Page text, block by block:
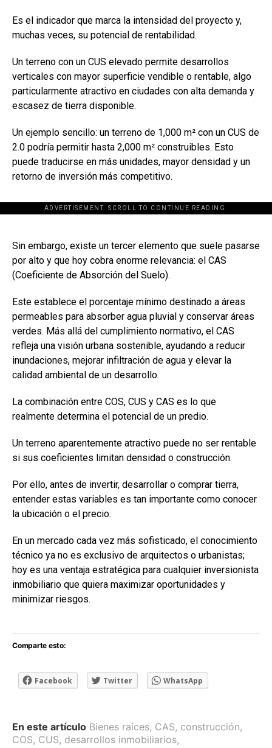
Es el indicador que marca la intensidad del proyecto y,
muchas veces, su potencial de rentabilidad.
Un terreno con un CUS elevado permite desarrollos
verticales con mayor superficie vendible o rentable, algo
particularmente atractivo en ciudades con alta demanda y
escasez de tierra disponible.
Un ejemplo sencillo: un terreno de 1,000 m² con un CUS de
2.0 podría permitir hasta 2,000 m² construibles. Esto
puede traducirse en más unidades, mayor densidad y un
retorno de inversión más competitivo.
ADVERTISEMENT. SCROLL TO CONTINUE READING.
[adsforwp id="243463"]
Sin embargo, existe un tercer elemento que suele pasarse
por alto y que hoy cobra enorme relevancia: el CAS
(Coeficiente de Absorción del Suelo).
Este establece el porcentaje mínimo destinado a áreas
permeables para absorber agua pluvial y conservar áreas
verdes. Más allá del cumplimiento normativo, el CAS
refleja una visión urbana sostenible, ayudando a reducir
inundaciones, mejorar infiltración de agua y elevar la
calidad ambiental de un desarrollo.
La combinación entre COS, CUS y CAS es lo que
realmente determina el potencial de un predio.
Un terreno aparentemente atractivo puede no ser rentable
si sus coeficientes limitan densidad o construcción.
Por ello, antes de invertir, desarrollar o comprar tierra,
entender estas variables es tan importante como conocer
la ubicación o el precio.
En un mercado cada vez más sofisticado, el conocimiento
técnico ya no es exclusivo de arquitectos o urbanistas;
hoy es una ventaja estratégica para cualquier inversionista
inmobiliario que quiera maximizar oportunidades y
minimizar riesgos.
Comparte esto:
Facebook Twitter WhatsApp
En este artículo Bienes raíces, CAS, construcción,
COS, CUS, desarrollos inmobiliarios,